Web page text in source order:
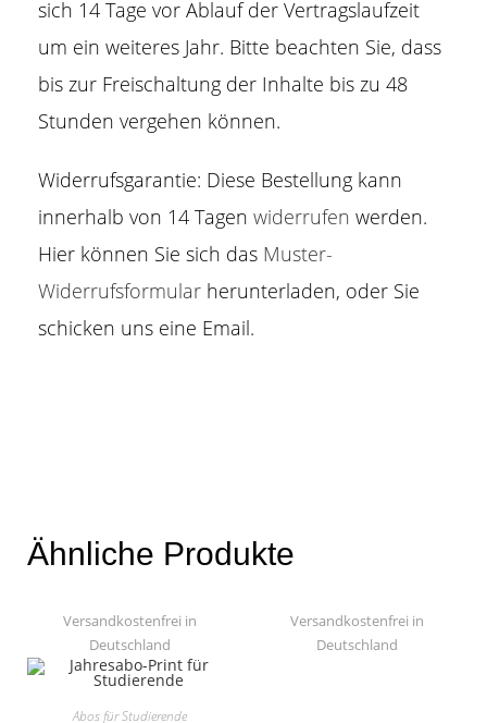
sich 14 Tage vor Ablauf der Vertragslaufzeit
um ein weiteres Jahr. Bitte beachten Sie, dass
bis zur Freischaltung der Inhalte bis zu 48
Stunden vergehen können.
Widerrufsgarantie: Diese Bestellung kann
innerhalb von 14 Tagen widerrufen werden.
Hier können Sie sich das Muster-
Widerrufsformular herunterladen, oder Sie
schicken uns eine Email.
Ähnliche Produkte
Versandkostenfrei in
Deutschland
Abos für Studierende
Versandkostenfrei in
Deutschland